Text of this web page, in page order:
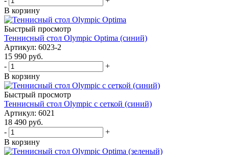
В корзину
Быстрый просмотр
Теннисный стол Olympic Optima (синий)
Артикул: 6023-2
15 990 руб.
-
+
В корзину
Быстрый просмотр
Теннисный стол Olympic с сеткой (синий)
Артикул: 6021
18 490 руб.
-
+
В корзину